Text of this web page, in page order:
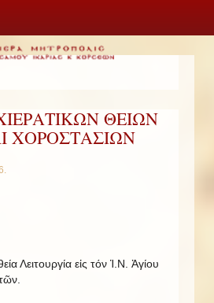
ΘΕΙΩΝ
ΧΟΡΟΣΤΑΣΙΩΝ
.
Λειτουργία εἰς τόν Ἱ.Ν. Ἁγίου